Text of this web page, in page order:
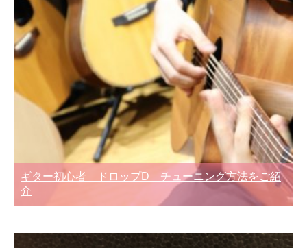
ギター初心者 ドロップD チューニング方法をご紹
介